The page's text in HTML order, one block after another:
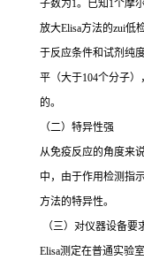
子数为1。已知 1个摩
放大Elisa方法的zui低
于反应条件和试剂纯
平（大于104个分子）
的。
（二）特异性强
从免疫反应的角度来说
中，由于作用检测指
方法的特异性。
（三）对仪器设备
Elisa测定在普通实验